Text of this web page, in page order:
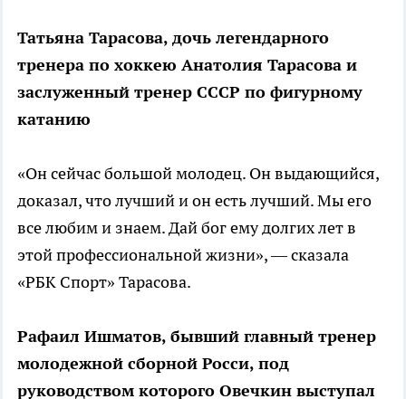
Татьяна Тарасова, дочь легендарного
тренера по хоккею Анатолия Тарасова и
заслуженный тренер СССР по фигурному
катанию
«Он сейчас большой молодец. Он выдающийся,
доказал, что лучший и он есть лучший. Мы его
все любим и знаем. Дай бог ему долгих лет в
этой профессиональной жизни», — сказала
«РБК Спорт» Тарасова.
Рафаил Ишматов, бывший главный тренер
молодежной сборной Росси, под
руководством которого Овечкин выступал